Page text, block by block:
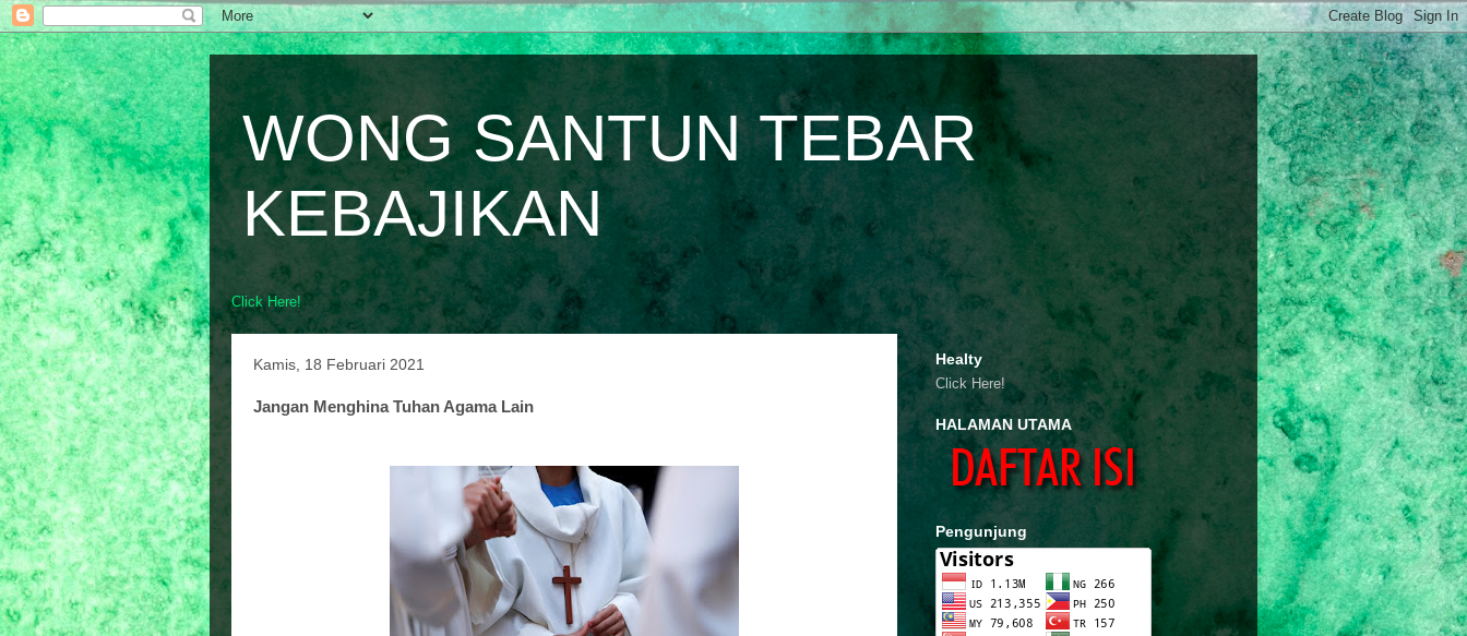
WONG SANTUN TEBAR
KEBAJIKAN
Click Here!
Kamis, 18 Februari 2021
Jangan Menghina Tuhan Agama Lain
Healty
Click Here!
HALAMAN UTAMA
Pengunjung